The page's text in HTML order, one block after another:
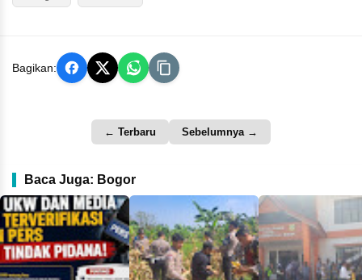
Bagikan:
← Terbaru Sebelumnya →
Baca Juga: Bogor